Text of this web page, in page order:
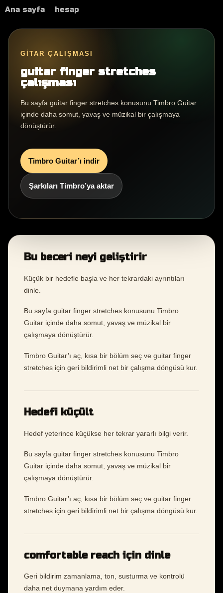
Ana sayfa hesap
GITAR ÇALIŞMASI
guitar finger stretches
çalışması
Bu sayfa guitar finger stretches konusunu Timbro Guitar
içinde daha somut, yavaş ve müzikal bir çalışmaya
dönüştürür.
Timbro Guitar’ı indir
Şarkıları Timbro’ya aktar
Bu beceri neyi geliştirir
Küçük bir hedefle başla ve her tekrardaki ayrıntıları
dinle.
Bu sayfa guitar finger stretches konusunu Timbro
Guitar içinde daha somut, yavaş ve müzikal bir
çalışmaya dönüştürür.
Timbro Guitar’ı aç, kısa bir bölüm seç ve guitar finger
stretches için geri bildirimli net bir çalışma döngüsü kur.
Hedefi küçült
Hedef yeterince küçükse her tekrar yararlı bilgi verir.
Bu sayfa guitar finger stretches konusunu Timbro
Guitar içinde daha somut, yavaş ve müzikal bir
çalışmaya dönüştürür.
Timbro Guitar’ı aç, kısa bir bölüm seç ve guitar finger
stretches için geri bildirimli net bir çalışma döngüsü kur.
comfortable reach için dinle
Geri bildirim zamanlama, ton, susturma ve kontrolü
daha net duymana yardım eder.